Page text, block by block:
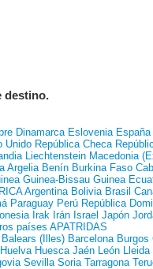
destino.
Dinamarca Eslovenia España
Unido República Checa
Liechtenstein Macedonia
Argelia Benín Burkina Faso
Guinea-Bissau Guinea
Argentina Bolivia Brasil
Paraguay Perú República
Irak Irán Israel Japón
países APATRIDAS
Balears (Illes) Barcelona Burgos
Huelva Huesca Jaén León Lleida
Sevilla Soria Tarragona